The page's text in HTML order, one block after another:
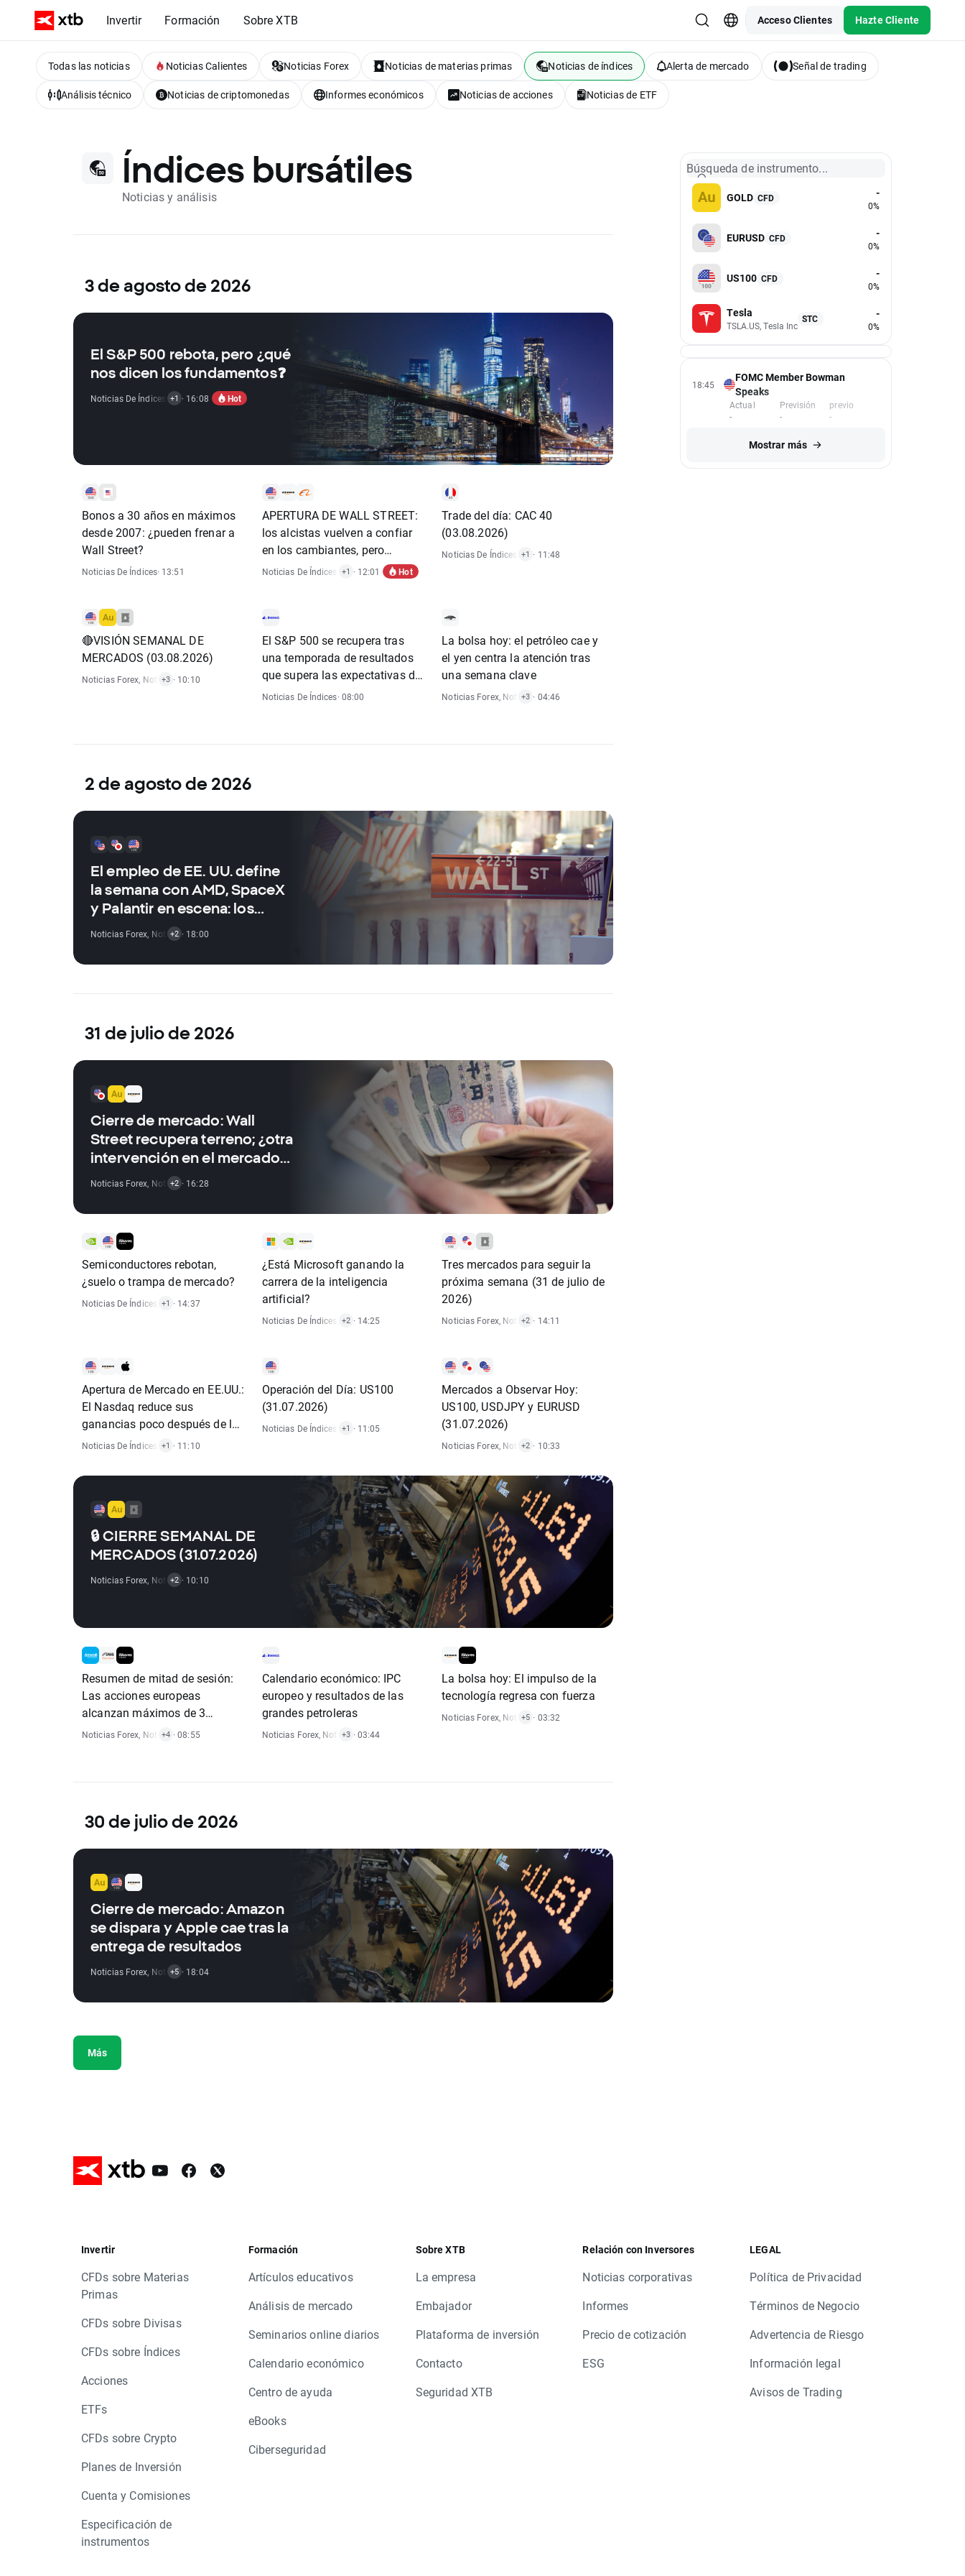
Invertir Formación Sobre XTB Acceso Clientes Hazte Cliente
Todas las noticias Noticias Calientes Noticias Forex Noticias de materias primas Noticias de índices Alerta de mercado Señal de trading
Análisis técnico Noticias de criptomonedas Informes económicos Noticias de acciones Noticias de ETF
Índices bursátiles
Noticias y análisis
3 de agosto de 2026
El S&P 500 rebota, pero ¿qué
nos dicen los fundamentos❓
Noticias De Índices ,Noticias De Acciones
+1 · 16:08 Hot
Bonos a 30 años en máximos
desde 2007: ¿pueden frenar a
Wall Street?
Noticias De Índices· 13:51
APERTURA DE WALL STREET:
los alcistas vuelven a confiar
en los cambiantes, pero
"temporalmente" positivos
Noticias De Índices Noticias De Acciones
+1 · 12:01 Hot
Trade del día: CAC 40
(03.08.2026)
Noticias De Índices Señal De Trading
+1 · 11:48
🔴VISIÓN SEMANAL DE
MERCADOS (03.08.2026)
Noticias Forex, Noticias De Materias Primas Noticias De Índices, Alerta De Mercado
+3 · 10:10
El S&P 500 se recupera tras
una temporada de resultados
que supera las expectativas de
los inversores
Noticias De Índices· 08:00
La bolsa hoy: el petróleo cae y
el yen centra la atención tras
una semana clave
Noticias Forex, Noticias De Materias Primas
+3 · 04:46
2 de agosto de 2026
El empleo de EE. UU. define
la semana con AMD, SpaceX
y Palantir en escena: los
eventos clave de la semana
Noticias Forex, Noticias De Materias Primas
+2 · 18:00
31 de julio de 2026
Cierre de mercado: Wall
Street recupera terreno; ¿otra
intervención en el mercado
del yen?❓
Noticias Forex, Noticias De Materias Primas
+2 · 16:28
Semiconductores rebotan,
¿suelo o trampa de mercado?
Noticias De Índices Noticias De Acciones
+1 · 14:37
¿Está Microsoft ganando la
carrera de la inteligencia
artificial?
Noticias De Índices Informes Económicos Noticias De Acciones
+2 · 14:25
Tres mercados para seguir la
próxima semana (31 de julio de
2026)
Noticias Forex, Noticias De Materias Primas
+2 · 14:11
Apertura de Mercado en EE.UU.:
El Nasdaq reduce sus
ganancias poco después de la
apertura
Noticias De Índices Noticias De Acciones
+1 · 11:10
Operación del Día: US100
(31.07.2026)
Noticias De Índices Señal De Trading
+1 · 11:05
Mercados a Observar Hoy:
US100, USDJPY y EURUSD
(31.07.2026)
Noticias Forex, Noticias De Índices
+2 · 10:33
🔒 CIERRE SEMANAL DE
MERCADOS (31.07.2026)
Noticias Forex, Noticias De Materias Primas Noticias De Índices
+2 · 10:10
Resumen de mitad de sesión:
Las acciones europeas
alcanzan máximos de 3
semanas
Noticias Forex, Noticias De Materias Primas Noticias De Índices, Noticias De Acciones
+4 · 08:55
Calendario económico: IPC
europeo y resultados de las
grandes petroleras
Noticias Forex, Noticias De Materias Primas
+3 · 03:44
La bolsa hoy: El impulso de la
tecnología regresa con fuerza
Noticias Forex, Noticias De Materias Primas
+5 · 03:32
30 de julio de 2026
Cierre de mercado: Amazon
se dispara y Apple cae tras la
entrega de resultados
Noticias Forex, Noticias De Materias Primas Noticias De Índices,Análisis Técnico,Informes Económicos Noticias De Acciones
+5 · 18:04
Más
Búsqueda de instrumento...
GOLD CFD -
0%
EURUSD CFD -
0%
US100 CFD -
0%
Tesla
TSLA.US, Tesla Inc
STC -
0%
18:45
FOMC Member Bowman
Speaks
Actual
-
Previsión
-
previo
-
Mostrar más
Invertir
CFDs sobre Materias
Primas
CFDs sobre Divisas
CFDs sobre Índices
Acciones
ETFs
CFDs sobre Crypto
Planes de Inversión
Cuenta y Comisiones
Especificación de
instrumentos
Formación
Artículos educativos
Análisis de mercado
Seminarios online diarios
Calendario económico
Centro de ayuda
eBooks
Ciberseguridad
Sobre XTB
La empresa
Embajador
Plataforma de inversión
Contacto
Seguridad XTB
Relación con Inversores
Noticias corporativas
Informes
Precio de cotización
ESG
LEGAL
Política de Privacidad
Términos de Negocio
Advertencia de Riesgo
Información legal
Avisos de Trading